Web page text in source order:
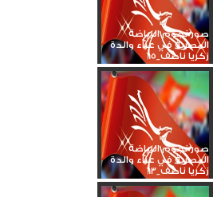
صور نجوم الرياضة
المصرية في عزاء والدة
زكريا ناصف_65
صور نجوم الرياضة
المصرية في عزاء والدة
زكريا ناصف_63